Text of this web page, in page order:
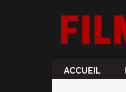
ACCUEIL